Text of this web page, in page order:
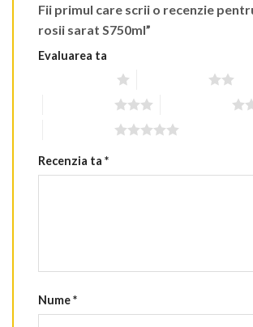
Fii primul care scrii o recenzie
rosii sarat S750ml”
Evaluarea ta
Recenzia ta *
Nume*